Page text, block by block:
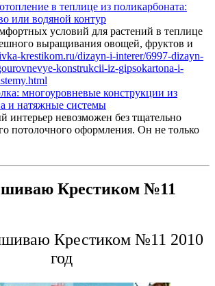
в теплице из поликарбоната:
или водяной контур
условий для растений в теплице
выращивания овощей, фруктов и
многоуровневые конструкции из
и натяжные системы
интерьер невозможен без тщательно
потолочного оформления. Он не только
Крестиком №11
Крестиком №11 2010
год